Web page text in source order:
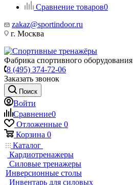
Сравнение товаров0
zakaz@sportindoor.ru
г. Москва
Фабрика спортивного оборудования
8 (495) 374-72-06
Заказать звонок
Поиск
Войти
Сравнение0
Отложенные 0
Корзина 0
Каталог
Кардиотренажеры
Силовые тренажеры
Инверсионные столы
Инвентарь для силовых